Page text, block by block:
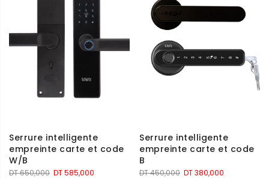
Serrure intelligente
empreinte carte et code
W/B
DT650,000 Le
DT585,000
Serrure intelligente
empreinte carte et code
B
DT450,000 Le
DT380,000